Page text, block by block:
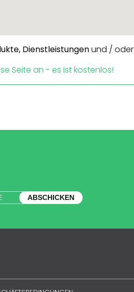
Dienstleistungenund / oder
Seite an - es ist kostenlos!
ABSCHICKEN